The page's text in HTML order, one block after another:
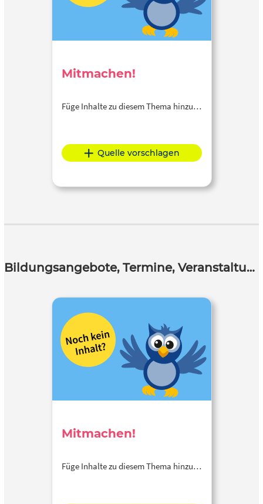
Mitmachen!
Füge Inhalte zu diesem Thema hinzu…
Quelle vorschlagen
Bildungsangebote, Termine, Veranstaltungen
Mitmachen!
Füge Inhalte zu diesem Thema hinzu…